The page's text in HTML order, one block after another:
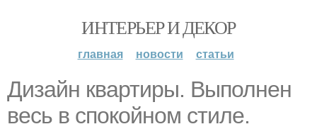
ИНТЕРЬЕР И ДЕКОР
главная новости статьи
Дизайн квартиры. Выполнен
весь в спокойном стиле.